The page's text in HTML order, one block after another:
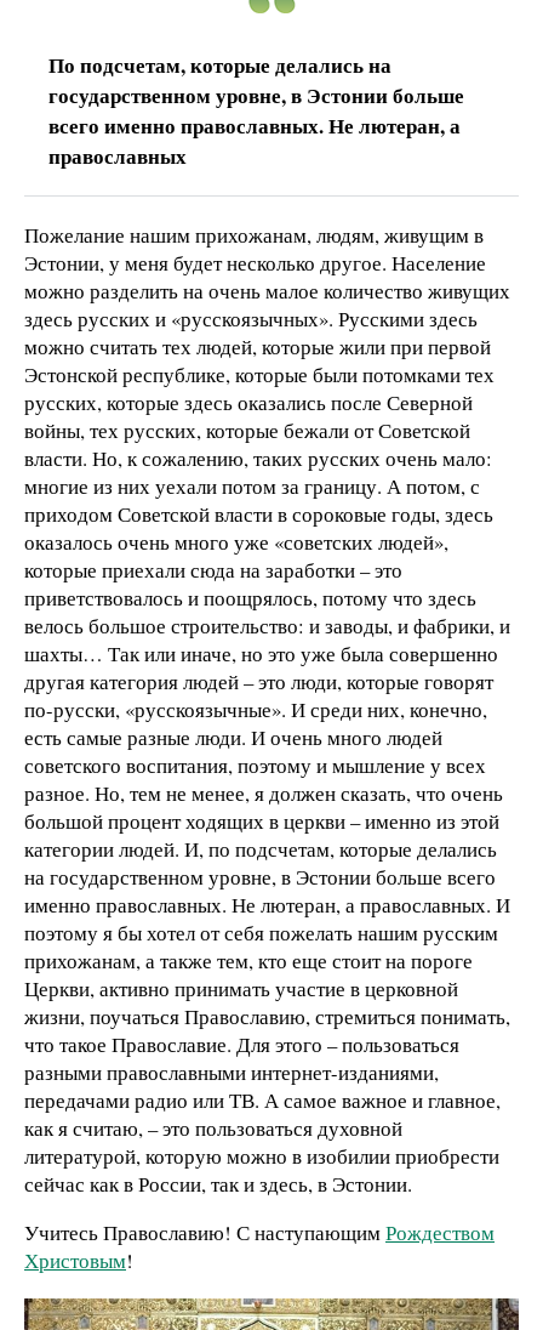
По подсчетам, которые делались на
государственном уровне, в Эстонии больше
всего именно православных. Не лютеран, а
православных
Пожелание нашим прихожанам, людям, живущим в
Эстонии, у меня будет несколько другое. Население
можно разделить на очень малое количество живущих
здесь русских и «русскоязычных». Русскими здесь
можно считать тех людей, которые жили при первой
Эстонской республике, которые были потомками тех
русских, которые здесь оказались после Северной
войны, тех русских, которые бежали от Советской
власти. Но, к сожалению, таких русских очень мало:
многие из них уехали потом за границу. А потом, с
приходом Советской власти в сороковые годы, здесь
оказалось очень много уже «советских людей»,
которые приехали сюда на заработки – это
приветствовалось и поощрялось, потому что здесь
велось большое строительство: и заводы, и фабрики, и
шахты… Так или иначе, но это уже была совершенно
другая категория людей – это люди, которые говорят
по-русски, «русскоязычные». И среди них, конечно,
есть самые разные люди. И очень много людей
советского воспитания, поэтому и мышление у всех
разное. Но, тем не менее, я должен сказать, что очень
большой процент ходящих в церкви – именно из этой
категории людей. И, по подсчетам, которые делались
на государственном уровне, в Эстонии больше всего
именно православных. Не лютеран, а православных. И
поэтому я бы хотел от себя пожелать нашим русским
прихожанам, а также тем, кто еще стоит на пороге
Церкви, активно принимать участие в церковной
жизни, поучаться Православию, стремиться понимать,
что такое Православие. Для этого – пользоваться
разными православными интернет-изданиями,
передачами радио или ТВ. А самое важное и главное,
как я считаю, – это пользоваться духовной
литературой, которую можно в изобилии приобрести
сейчас как в России, так и здесь, в Эстонии.
Учитесь Православию! С наступающимРождеством
Христовым!